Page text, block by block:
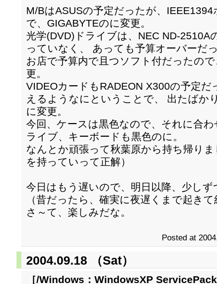
M/BはASUSの予定だったが、
で、GIGABYTEのに変更。
光学(DVD)ドライブは、NEC ND-2510A
っていなく、 あっても予算オーバーだ
お店で予算内で且つソフト付だったの
更。
VIDEOカードもRADEON X300の予定
えるようなにということで、 出たばか
に変更。
今回、ケースは黒色なので、それに合
ライブ、キーボードも黒色のに。
なんとか頑張って秋葉原から持ち帰り
を持っていって正解）
今日はもう遅いので、明日以降、少し
（昔だったら、確実に夜遅くまで起き
さ～て、楽しみだな。
Posted at
2004.09.18 （Sat）
［/Windows： WindowsXP